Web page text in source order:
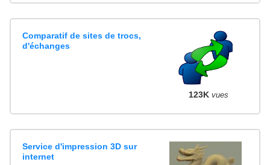
Comparatif de sites de trocs,
d'échanges
123K vues
Service d'impression 3D sur
internet